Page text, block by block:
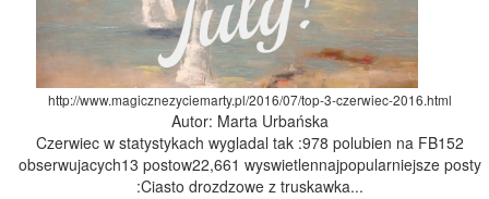
http://www.magicznezyciemarty.pl/2016/07/top-3-czerwiec-2016.html
Autor: Marta Urbańska
Czerwiec w statystykach wygladal tak :978 polubien na FB152
obserwujacych13 postow22,661 wyswietlennajpopularniejsze posty
:Ciasto drozdzowe z truskawka...